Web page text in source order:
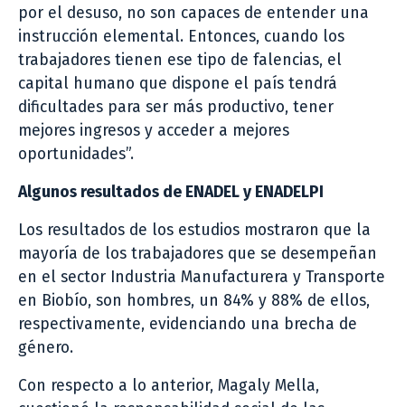
por el desuso, no son capaces de entender una
instrucción elemental. Entonces, cuando los
trabajadores tienen ese tipo de falencias, el
capital humano que dispone el país tendrá
dificultades para ser más productivo, tener
mejores ingresos y acceder a mejores
oportunidades”.
Algunos resultados de ENADEL y ENADELPI
Los resultados de los estudios mostraron que la
mayoría de los trabajadores que se desempeñan
en el sector Industria Manufacturera y Transporte
en Biobío, son hombres, un 84% y 88% de ellos,
respectivamente, evidenciando una brecha de
género.
Con respecto a lo anterior, Magaly Mella,